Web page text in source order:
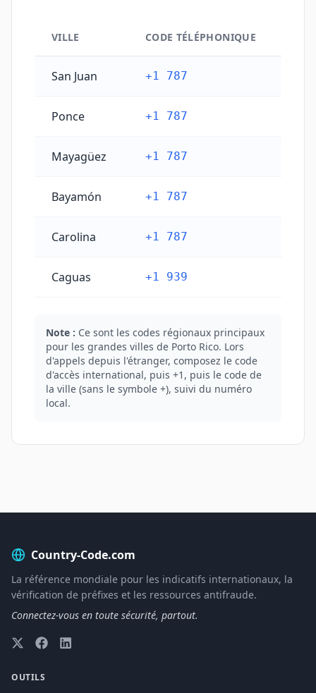
VILLE CODE TÉLÉPHONIQUE
San Juan +1 787
Ponce +1 787
Mayagüez +1 787
Bayamón +1 787
Carolina +1 787
Caguas +1 939
Note : Ce sont les codes régionaux principaux
pour les grandes villes de Porto Rico. Lors
d'appels depuis l'étranger, composez le code
d'accès international, puis +1, puis le code de
la ville (sans le symbole +), suivi du numéro
local.
Country-Code.com
La référence mondiale pour les indicatifs internationaux, la
vérification de préfixes et les ressources antifraude.
Connectez-vous en toute sécurité, partout.
OUTILS